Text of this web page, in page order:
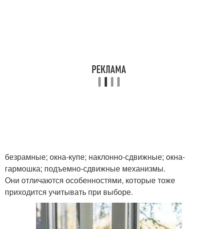
безрамные; окна-купе; наклонно-сдвижные; окна-
гармошка; подъемно-сдвижные механизмы.
Они отличаются особенностями, которые тоже
приходится учитывать при выборе.